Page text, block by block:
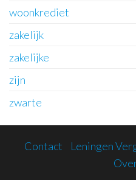
woonkrediet
zakelijk
zakelijke
zijn
zwarte
Contact
Leningen